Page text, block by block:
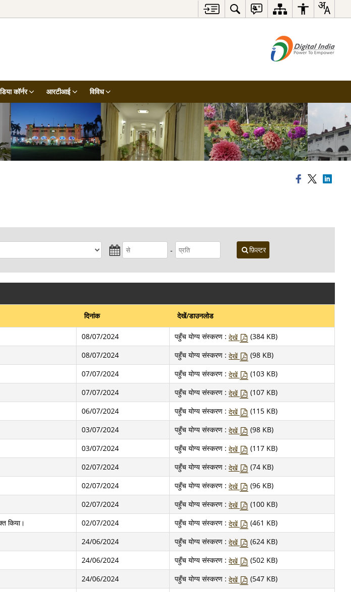
कॉर्नर आरटीआई विविध
- फ़िल्टर
दिनांक देखें/डाउनलोड
08/07/2024 पहुँच योग्य संस्करण : देखें
(384 KB)
08/07/2024 पहुँच योग्य संस्करण : देखें
(98 KB)
07/07/2024 पहुँच योग्य संस्करण : देखें
(103 KB)
07/07/2024 पहुँच योग्य संस्करण : देखें
(107 KB)
06/07/2024 पहुँच योग्य संस्करण : देखें
(115 KB)
03/07/2024 पहुँच योग्य संस्करण : देखें
(98 KB)
03/07/2024 पहुँच योग्य संस्करण : देखें
(117 KB)
02/07/2024 पहुँच योग्य संस्करण : देखें
(74 KB)
02/07/2024 पहुँच योग्य संस्करण : देखें
(96 KB)
02/07/2024 पहुँच योग्य संस्करण : देखें
(100 KB)
किया।
02/07/2024 पहुँच योग्य संस्करण : देखें
(461 KB)
24/06/2024 पहुँच योग्य संस्करण : देखें
(624 KB)
24/06/2024 पहुँच योग्य संस्करण : देखें
(502 KB)
24/06/2024 पहुँच योग्य संस्करण : देखें
(547 KB)